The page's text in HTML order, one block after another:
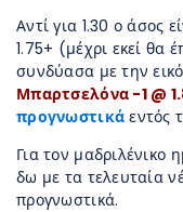
Αντί για 1.30 ο άσος
1.75+ (μέχρι εκεί θα
συνδύασα με την
Μπαρτσελόνα -1 @
προγνωστικά εντός
Για τον μαδριλένικο
δω με τα τελευταία
προγνωστικά.